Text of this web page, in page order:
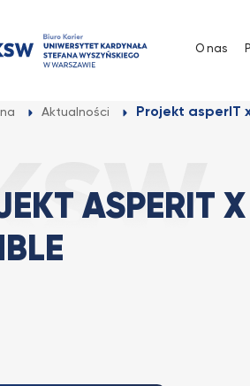
O nas
Aktualności Projekt asperIT
ASPERIT